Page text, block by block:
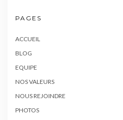
PAGES
ACCUEIL
BLOG
EQUIPE
NOS VALEURS
NOUS REJOINDRE
PHOTOS